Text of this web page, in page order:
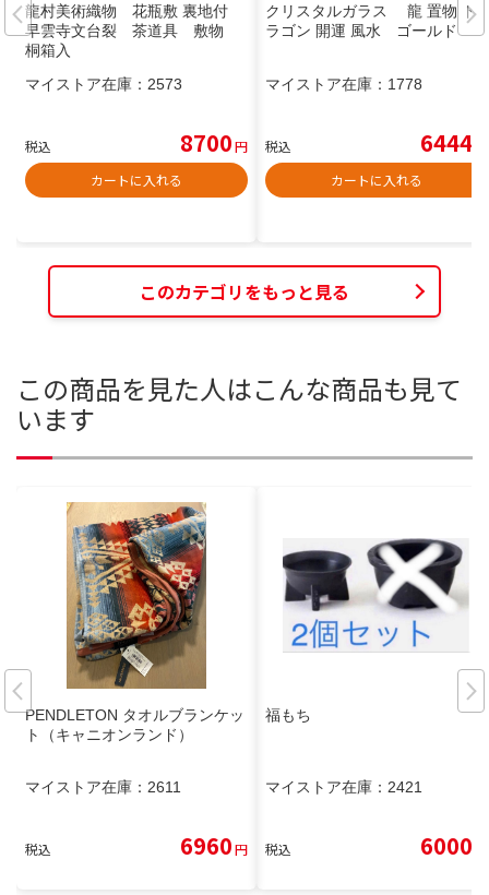
龍村美術織物 花瓶敷 裏地付
早雲寺文台裂 茶道具 敷物
桐箱入
マイストア在庫： 2573
税込 8700円
カートに入れる
クリスタルガラス 龍 置物 ド
ラゴン 開運 風水 ゴールド
マイストア在庫： 1778
税込 6444
カートに入れる
このカテゴリをもっと見る
この商品を見た人はこんな商品も見て
います
PENDLETON タオルブランケッ
ト（キャニオンランド）
マイストア在庫： 2611
税込 6960円
福もち
マイストア在庫： 2421
税込 6000